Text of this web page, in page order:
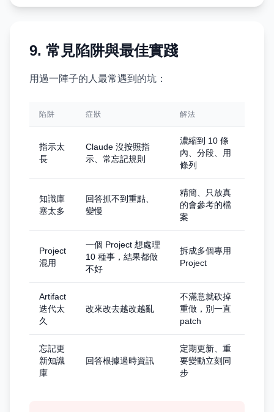
9. 常見陷阱與最佳實踐
用過一陣子的人最常遇到的坑：
陷阱 症狀 解法
指示太
長
Claude 沒按照指
示、常忘記規則
濃縮到 10 條
內、分段、用
條列
知識庫
塞太多
回答抓不到重點、
變慢
精簡、只放真
的會參考的檔
案
Project
混用
一個 Project 想處理
10 種事，結果都做
不好
拆成多個專用
Project
Artifact
迭代太
久
改來改去越改越亂
不滿意就砍掉
重做，別一直
patch
忘記更
新知識
庫
回答根據過時資訊
定期更新、重
要變動立刻同
步